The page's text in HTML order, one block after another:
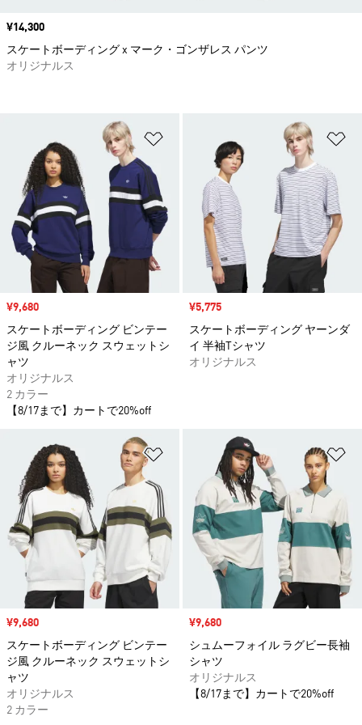
ほしいものリストに追加
セール価格
¥9,680
スケートボーディング ビンテー
ジ風 クルーネック スウェットシ
ャツ
オリジナルス
2 カラー
【8/17まで】カートで20%off
セール価格
¥5,775
スケートボーディング ヤーンダ
イ 半袖Tシャツ
オリジナルス
ほしいものリストに追加
セール価格
¥9,680
スケートボーディング ビンテー
ジ風 クルーネック スウェットシ
ャツ
オリジナルス
2 カラー
セール価格
¥9,680
シュムーフォイル ラグビー長袖
シャツ
オリジナルス
【8/17まで】カートで20%off
価格
¥14,300
スケートボーディング x マーク・ゴンザレス パンツ
オリジナルス